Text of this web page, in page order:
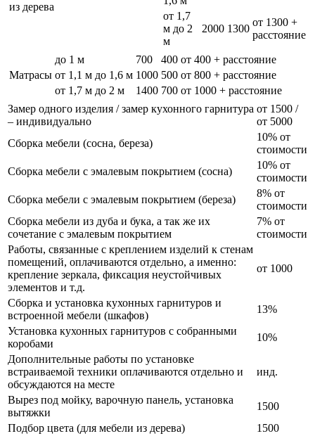
из дерева
от 1,7
м до 2
м
2000 1300
от 1300 +
расстояние
Матрасы
до 1 м 700 400 от 400 + расстояние
от 1,1 м до 1,6 м 1000 500 от 800 + расстояние
от 1,7 м до 2 м
1400 700 от 1000 + расстояние
Замер одного изделия / замер кухонного гарнитура
– индивидуально
от 1500 /
от 5000
Сборка мебели (сосна, береза)
10% от
стоимости
Сборка мебели с эмалевым покрытием (сосна)
10% от
стоимости
Сборка мебели с эмалевым покрытием (береза)
8% от
стоимости
Сборка мебели из дуба и бука, а так же их
сочетание с эмалевым покрытием
7% от
стоимости
Работы, связанные с креплением изделий к стенам
помещений, оплачиваются отдельно, а именно:
крепление зеркала, фиксация неустойчивых
элементов и т.д.
от 1000
Сборка и установка кухонных гарнитуров и
встроенной мебели (шкафов)
13%
Установка кухонных гарнитуров с собранными
коробами
10%
Дополнительные работы по установке
встраиваемой техники оплачиваются отдельно и
обсуждаются на месте
инд.
Вырез под мойку, варочную панель, установка
вытяжки
1500
Подбор цвета (для мебели из дерева)
1500